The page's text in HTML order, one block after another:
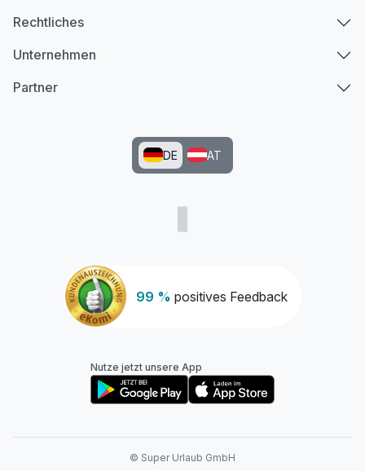
99 % positives Feedback
Rechtliches
Unternehmen
Partner
DE AT
Nutze jetzt unsere App
© Super Urlaub GmbH